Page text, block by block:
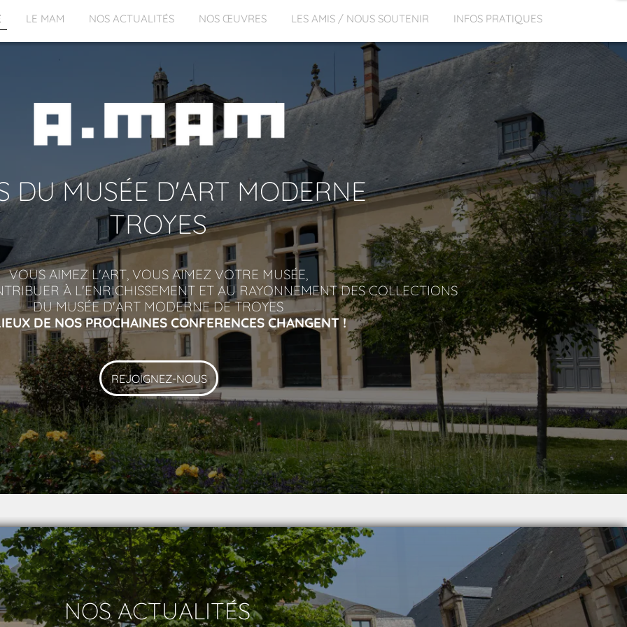
LE MAM NOS ACTUALITÉS NOS ŒUVRES LES AMIS / NOUS SOUTENIR INFOS PRATIQUES
DU MUSÉE D'ART MODERNE
TROYES
VOUS AIMEZ L'ART, VOUS AIMEZ VOTRE MUSÉE,
À L'ENRICHISSEMENT ET AU RAYONNEMENT DES COLLECTIONS
DU MUSÉE D'ART MODERNE DE TROYES
DE NOS PROCHAINES CONFERENCES CHANGENT !
REJOIGNEZ-NOUS
NOS ACTUALITÉS